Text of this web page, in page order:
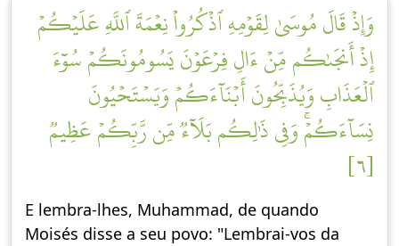
وَإِذۡ قَالَ مُوسَىٰ لِقَوۡمِهِ ٱذۡكُرُواْ نِعۡمَةَ ٱللَّهِ عَلَيۡكُمۡ
إِذۡ أَنجَىٰكُم مِّنۡ ءَالِ فِرۡعَوۡنَ يَسُومُونَكُمۡ سُوٓءَ
ٱلۡعَذَابِ وَيُذَبِّحُونَ أَبۡنَآءَكُمۡ وَيَسۡتَحۡيُونَ
نِسَآءَكُمۡۚ وَفِي ذَٰلِكُم بَلَآءٞ مِّن رَّبِّكُمۡ عَظِيمٞ
[٦]
E lembra-lhes, Muhammad, de quando
Moisés disse a seu povo: "Lembrai-vos da